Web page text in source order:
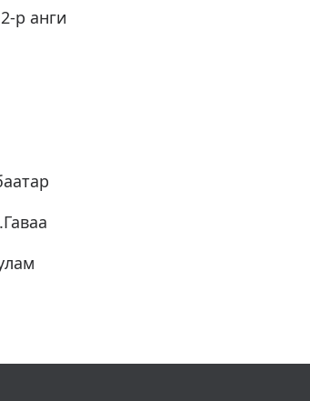
р анги